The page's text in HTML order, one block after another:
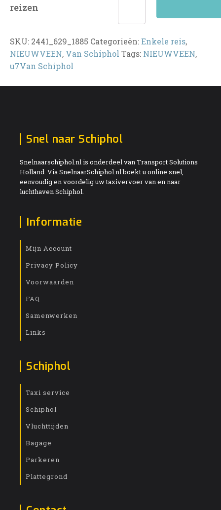
reizen
SKU: 2441_629_1885 Categorieën:Enkele reis,
NIEUWVEEN, Van Schiphol Tags: NIEUWVEEN,
u7Van Schiphol
Snel naar Schiphol
Snelnaarschiphol.nl is onderdeel van Transport Solutions
Holland. Via SnelnaarSchiphol.nl boekt u online snel,
eenvoudig en voordelig uw taxivervoer van en naar
luchthaven Schiphol.
Informatie
Mijn Account
Privacy Policy
Voorwaarden
FAQ
Samenwerken
Links
Schiphol
Taxi service
Schiphol
Vluchttijden
Bagage
Parkeren
Plattegrond